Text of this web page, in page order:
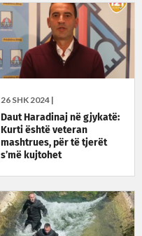
26 SHK 2024 |
Daut Haradinaj në gjykatë:
Kurti është veteran
mashtrues, për të tjerët
s’më kujtohet